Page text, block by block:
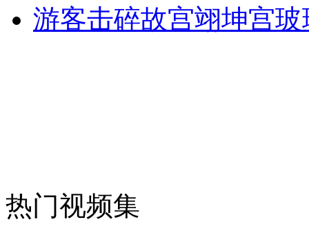
走！跟着总书记去植树
游客击碎故宫翊坤宫
热门视频集